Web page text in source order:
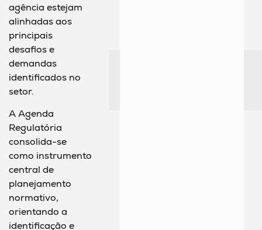
agência estejam
alinhadas aos
principais
desafios e
demandas
identificados no
setor.
A Agenda
Regulatória
consolida-se
como instrumento
central de
planejamento
normativo,
orientando a
identificação e